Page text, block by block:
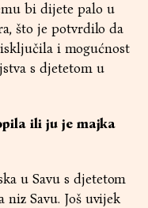
bi dijete palo u
što je potvrdilo da
i mogućnost
s djetetom u
ili ju je majka
u Savu s djetetom
Savu. Još uvijek